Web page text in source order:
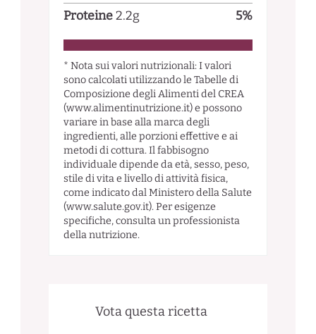
Proteine2.2g 5%
* Nota sui valori nutrizionali: I valori
sono calcolati utilizzando le Tabelle di
Composizione degli Alimenti del CREA
(www.alimentinutrizione.it) e possono
variare in base alla marca degli
ingredienti, alle porzioni effettive e ai
metodi di cottura. Il fabbisogno
individuale dipende da età, sesso, peso,
stile di vita e livello di attività fisica,
come indicato dal Ministero della Salute
(www.salute.gov.it). Per esigenze
specifiche, consulta un professionista
della nutrizione.
Vota questa ricetta